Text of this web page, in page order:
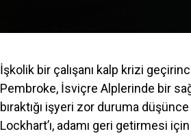
İşkolik bir çalışanı kalp krizi
Pembroke, İsviçre Alplerinde bir
bıraktığı işyeri zor duruma
Lockhart’ı, adamı geri getirmesi